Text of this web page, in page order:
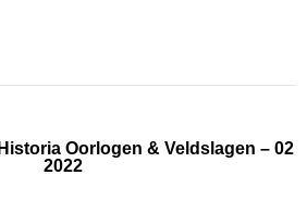
Oorlogen & Veldslagen – 02
2022